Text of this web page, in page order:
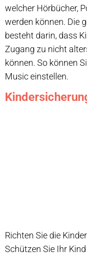
welcher Hörbücher,
werden können. Die
besteht darin, dass
Zugang zu nicht
können. So können
Music einstellen.
Richten Sie die
Schützen Sie Ihr